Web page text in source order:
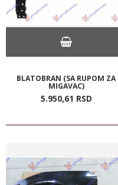
BLATOBRAN (SA RUPOM ZA
MIGAVAC)
5.950,61 RSD